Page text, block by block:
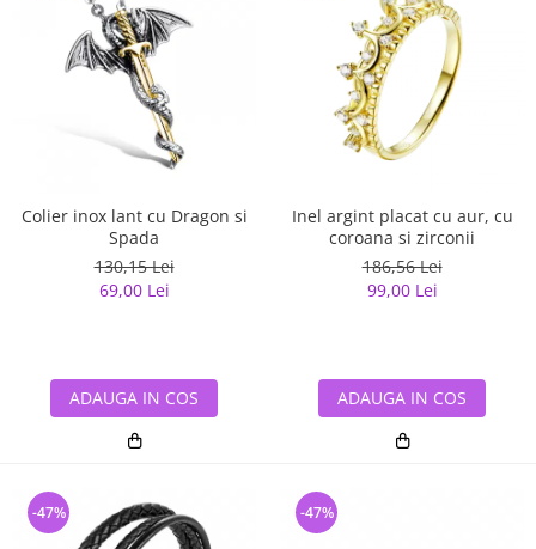
Colier inox lant cu Dragon si
Spada
130,15 Lei
69,00 Lei
ADAUGA IN COS
Inel argint placat cu aur, cu
coroana si zirconii
186,56 Lei
99,00 Lei
ADAUGA IN COS
-47% -47%